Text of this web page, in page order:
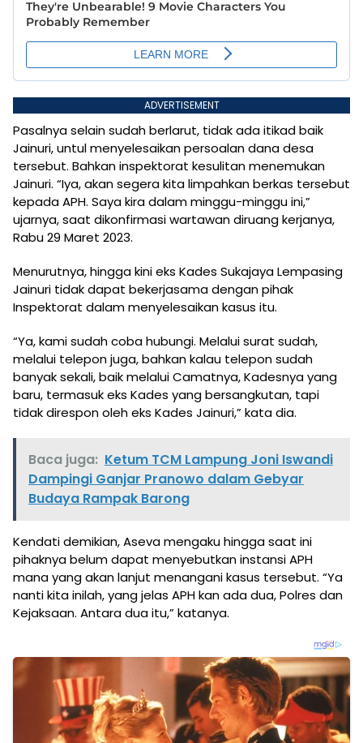
ADVERTISEMENT
Pasalnya selain sudah berlarut, tidak ada itikad baik
Jainuri, untul menyelesaikan persoalan dana desa
tersebut. Bahkan inspektorat kesulitan menemukan
Jainuri. “Iya, akan segera kita limpahkan berkas tersebut
kepada APH. Saya kira dalam minggu-minggu ini,”
ujarnya, saat dikonfirmasi wartawan diruang kerjanya,
Rabu 29 Maret 2023.
Menurutnya, hingga kini eks Kades Sukajaya Lempasing
Jainuri tidak dapat bekerjasama dengan pihak
Inspektorat dalam menyelesaikan kasus itu.
“Ya, kami sudah coba hubungi. Melalui surat sudah,
melalui telepon juga, bahkan kalau telepon sudah
banyak sekali, baik melalui Camatnya, Kadesnya yang
baru, termasuk eks Kades yang bersangkutan, tapi
tidak direspon oleh eks Kades Jainuri,” kata dia.
Baca juga: Ketum TCM Lampung Joni Iswandi
Dampingi Ganjar Pranowo dalam Gebyar
Budaya Rampak Barong
Kendati demikian, Aseva mengaku hingga saat ini
pihaknya belum dapat menyebutkan instansi APH
mana yang akan lanjut menangani kasus tersebut. “Ya
nanti kita inilah, yang jelas APH kan ada dua, Polres dan
Kejaksaan. Antara dua itu,” katanya.